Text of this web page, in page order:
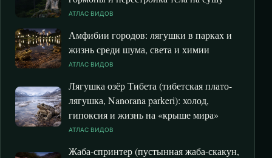
АТЛАС ВИДОВ
Амфибии городов: лягушки в парках и
жизнь среди шума, света и химии
АТЛАС ВИДОВ
Лягушка озёр Тибета (тибетская плато-
лягушка, Nanorana parkeri): холод,
гипоксия и жизнь на «крыше мира»
АТЛАС ВИДОВ
Жаба-спринтер (пустынная жаба-скакун,